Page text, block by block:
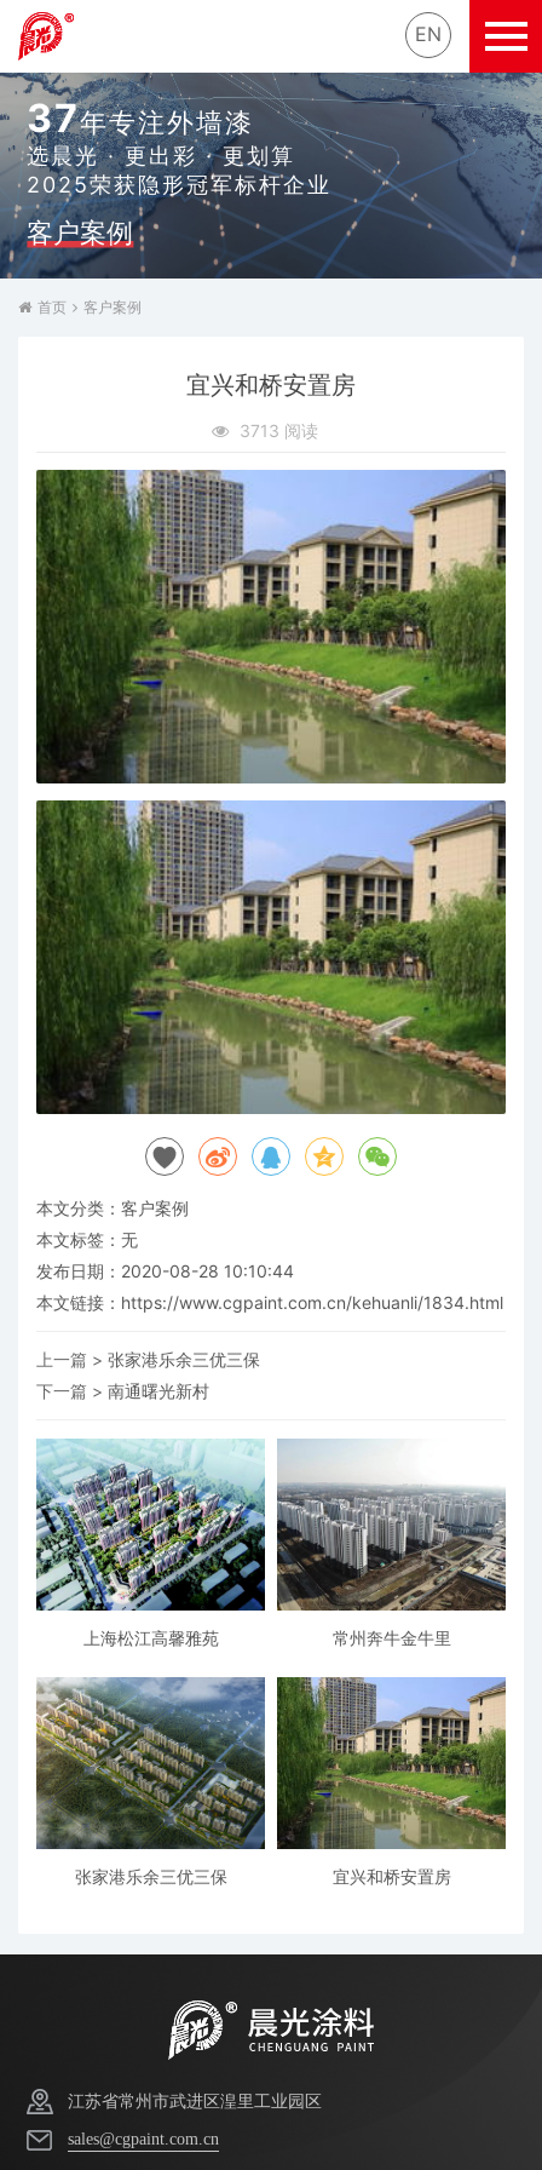
EN
37年专注外墙漆
选晨光 · 更出彩 · 更划算
2025荣获隐形冠军标杆企业
客户案例
首页 客户案例
宜兴和桥安置房
3713 阅读
本文分类： 客户案例
本文标签：无
发布日期：2020-08-28 10:10:44
本文链接： https://www.cgpaint.com.cn/kehuanli/1834.html
上一篇 > 张家港乐余三优三保
下一篇 > 南通曙光新村
上海松江高馨雅苑 常州奔牛金牛里
张家港乐余三优三保 宜兴和桥安置房
江苏省常州市武进区湟里工业园区
sales@cgpaint.com.cn